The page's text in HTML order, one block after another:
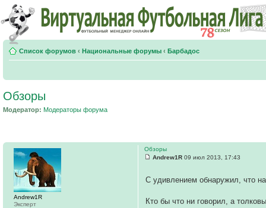
Список форумов ‹ Национальные форумы ‹ Барбадос
Обзоры
Модератор: Модераторы форума
Обзоры
Andrew1R 09 июл 2013, 17:43
С удивлением обнаружил, что
Кто бы что ни говорил, а
Andrew1R
Эксперт